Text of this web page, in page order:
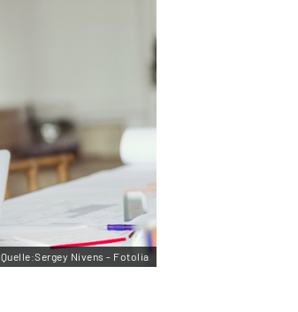
Quelle:Sergey Nivens - Fotolia